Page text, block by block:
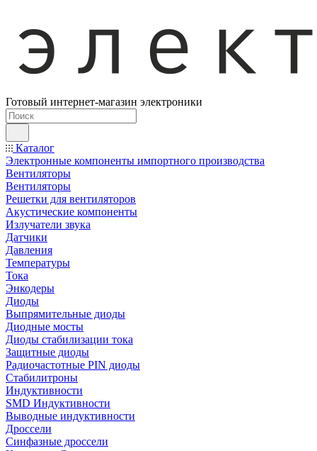
Готовый интернет-магазин электроники
Каталог
Электронные компоненты импортного производства
Вентиляторы
Вентиляторы
Решетки для вентиляторов
Акустические компоненты
Излучатели звука
Датчики
Давления
Температуры
Тока
Энкодеры
Диоды
Выпрямительные диоды
Диодные мосты
Диоды стабилизации тока
Защитные диоды
Радиочастотные PIN диоды
Стабилитроны
Индуктивности
SMD Индуктивности
Выводные индуктивности
Дроссели
Синфазные дроссели